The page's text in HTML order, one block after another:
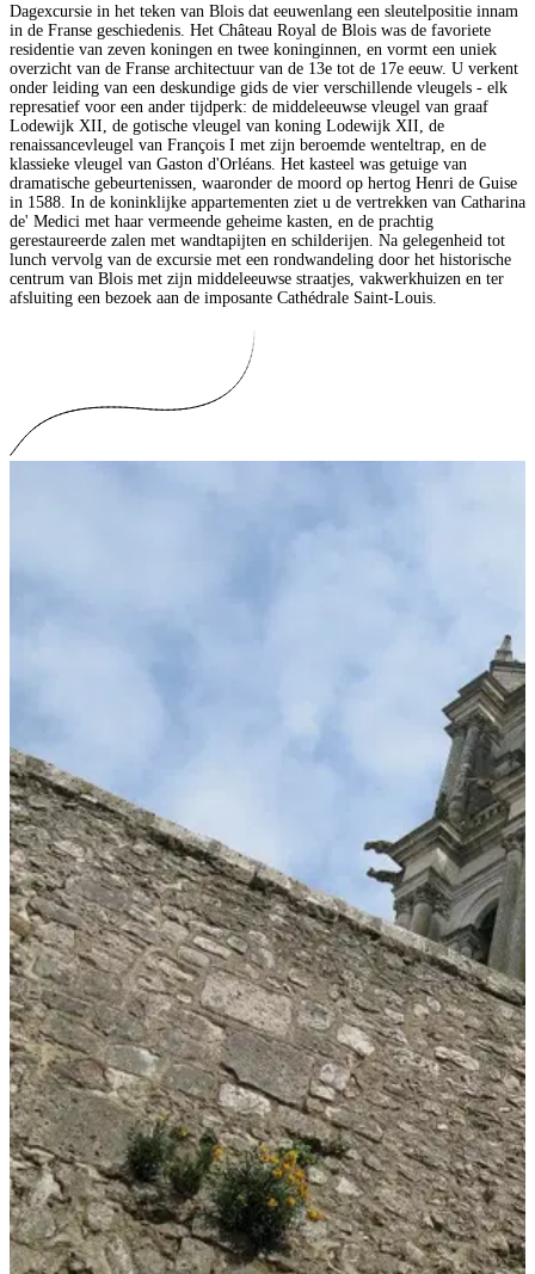
Dagexcursie in het teken van Blois dat eeuwenlang een sleutelpositie innam
in de Franse geschiedenis. Het Château Royal de Blois was de favoriete
residentie van zeven koningen en twee koninginnen, en vormt een uniek
overzicht van de Franse architectuur van de 13e tot de 17e eeuw. U verkent
onder leiding van een deskundige gids de vier verschillende vleugels - elk
represatief voor een ander tijdperk: de middeleeuwse vleugel van graaf
Lodewijk XII, de gotische vleugel van koning Lodewijk XII, de
renaissancevleugel van François I met zijn beroemde wenteltrap, en de
klassieke vleugel van Gaston d'Orléans. Het kasteel was getuige van
dramatische gebeurtenissen, waaronder de moord op hertog Henri de Guise
in 1588. In de koninklijke appartementen ziet u de vertrekken van Catharina
de' Medici met haar vermeende geheime kasten, en de prachtig
gerestaureerde zalen met wandtapijten en schilderijen. Na gelegenheid tot
lunch vervolg van de excursie met een rondwandeling door het historische
centrum van Blois met zijn middeleeuwse straatjes, vakwerkhuizen en ter
afsluiting een bezoek aan de imposante Cathédrale Saint-Louis.